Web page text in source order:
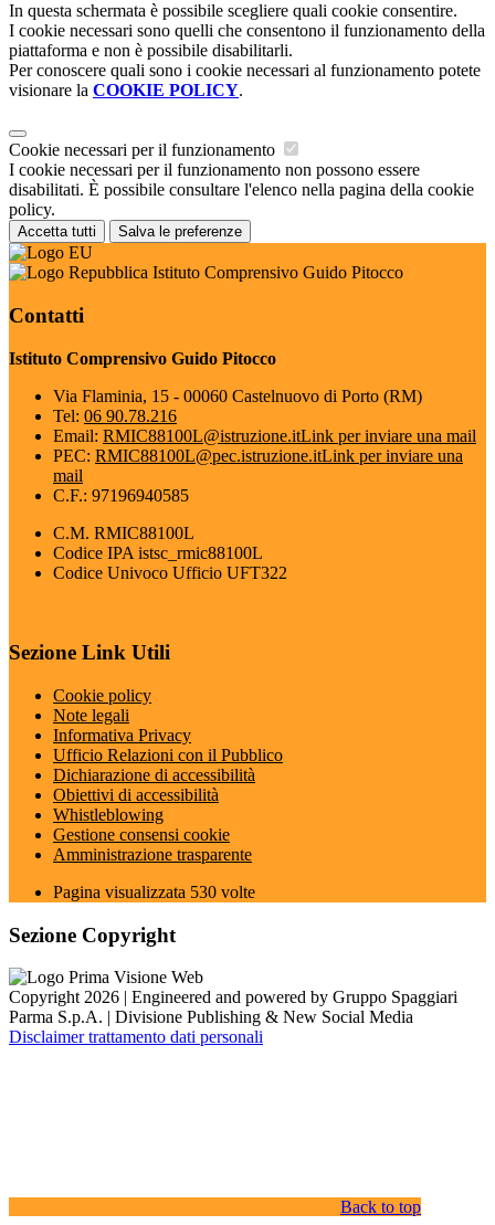
In questa schermata è possibile scegliere quali cookie consentire.
I cookie necessari sono quelli che consentono il funzionamento della
piattaforma e non è possibile disabilitarli.
Per conoscere quali sono i cookie necessari al funzionamento potete
visionare la COOKIE POLICY.
Cookie necessari per il funzionamento
I cookie necessari per il funzionamento non possono essere
disabilitati. È possibile consultare l'elenco nella pagina della cookie
policy.
Accetta tutti Salva le preferenze
Istituto Comprensivo Guido Pitocco
Contatti
Istituto Comprensivo Guido Pitocco
Via Flaminia, 15 - 00060 Castelnuovo di Porto (RM)
Tel: 06 90.78.216
Email: RMIC88100L@istruzione.itLink per inviare una mail
PEC: RMIC88100L@pec.istruzione.itLink per inviare una
mail
C.F.: 97196940585
C.M. RMIC88100L
Codice IPA istsc_rmic88100L
Codice Univoco Ufficio UFT322
Sezione Link Utili
Cookie policy
Note legali
Informativa Privacy
Ufficio Relazioni con il Pubblico
Dichiarazione di accessibilità
Obiettivi di accessibilità
Whistleblowing
Gestione consensi cookie
Amministrazione trasparente
Pagina visualizzata 530 volte
Sezione Copyright
Copyright 2026 | Engineered and powered by Gruppo Spaggiari
Parma S.p.A. | Divisione Publishing & New Social Media
Disclaimer trattamento dati personali
Back to top